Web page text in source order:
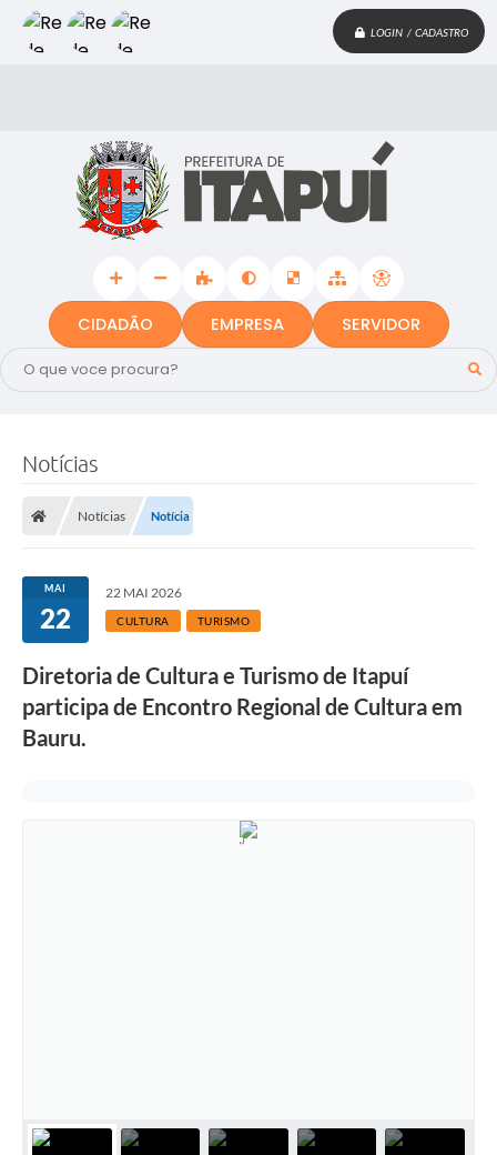
LOGIN / CADASTRO
CIDADÃO EMPRESA SERVIDOR
Notícias
Notícias Notícia
MAI
22
22 MAI 2026
CULTURA TURISMO
Diretoria de Cultura e Turismo de Itapuí
participa de Encontro Regional de Cultura em
Bauru.